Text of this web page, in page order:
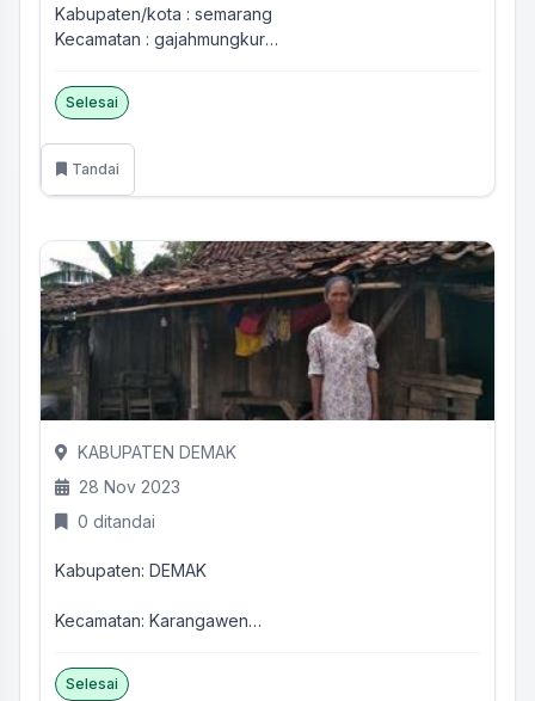
Kabupaten/kota : semarang
Kecamatan : gajahmungkur
Selesai
Tandai
KABUPATEN DEMAK
28 Nov 2023
0 ditandai
Kabupaten: DEMAK
Kecamatan: Karangawen
Isi aduan : kartu nya pernah keluar beberapa kali ab...
Selesai